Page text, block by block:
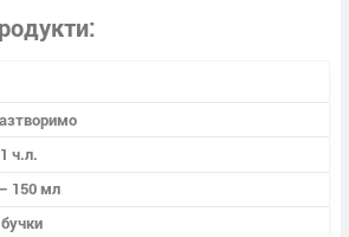
ч.л.
– 150 мл